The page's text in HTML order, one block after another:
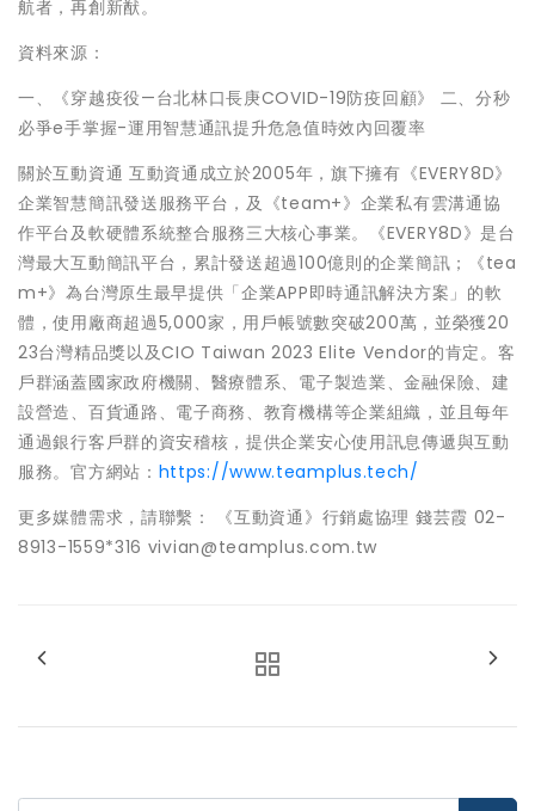
航者，再創新猷。
資料來源：
一、《穿越疫役—台北林口長庚COVID-19防疫回顧》 二、分秒
必爭e手掌握-運用智慧通訊提升危急值時效內回覆率
關於互動資通 互動資通成立於2005年，旗下擁有《EVERY8D》
企業智慧簡訊發送服務平台，及《team+》企業私有雲溝通協
作平台及軟硬體系統整合服務三大核心事業。《EVERY8D》是台
灣最大互動簡訊平台，累計發送超過100億則的企業簡訊；《tea
m+》為台灣原生最早提供「企業APP即時通訊解決方案」的軟
體，使用廠商超過5,000家，用戶帳號數突破200萬，並榮獲20
23台灣精品獎以及CIO Taiwan 2023 Elite Vendor的肯定。客
戶群涵蓋國家政府機關、醫療體系、電子製造業、金融保險、建
設營造、百貨通路、電子商務、教育機構等企業組織，並且每年
通過銀行客戶群的資安稽核，提供企業安心使用訊息傳遞與互動
服務。官方網站： https://www.teamplus.tech/
更多媒體需求，請聯繫： 《互動資通》行銷處協理 錢芸霞 02-
8913-1559*316 vivian@teamplus.com.tw